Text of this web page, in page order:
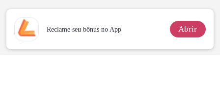
Reclame seu bônus no App Abrir